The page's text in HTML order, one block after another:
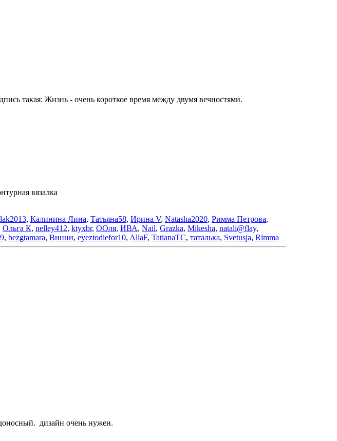
такая: Жизнь - очень короткое время между двумя вечностями.
вязалка
, Калинина Лина, Татьяна58, Ирина V, Natasha2020, Римма Петрова,
Ольга К, nelley412, ktyxbr, ООля, ИВА, Nail, Grazka, Mikesha, natali@flay,
, bezgtamara, Винни, eyeztodiefor10, AllaF, TatianaTC, таталька, Svetusja, Rimma
дизайн очень нужен.